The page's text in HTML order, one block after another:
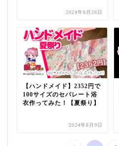
2024年8月26日
【ハンドメイド】2352円で
100サイズのセパレート浴
衣作ってみた！【夏祭り】
2024年8月9日